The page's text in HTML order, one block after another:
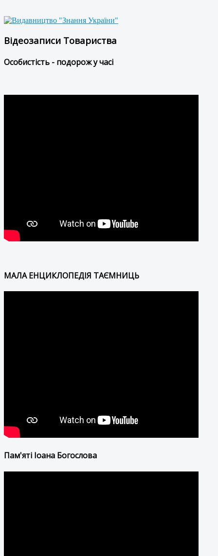
Відеозаписи Товариства
Особистість - подорож у часі
МАЛА ЕНЦИКЛОПЕДІЯ ТАЄМНИЦЬ
Пам'яті Іоана Богослова